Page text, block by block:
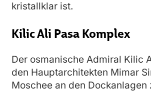
kristallklar ist.
Kilic Ali Pasa Komplex
Der osmanische Admiral Kilic
den Hauptarchitekten Mimar
Moschee an den Dockanlagen